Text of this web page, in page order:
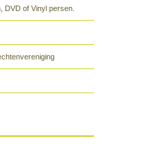
DVD of Vinyl persen.